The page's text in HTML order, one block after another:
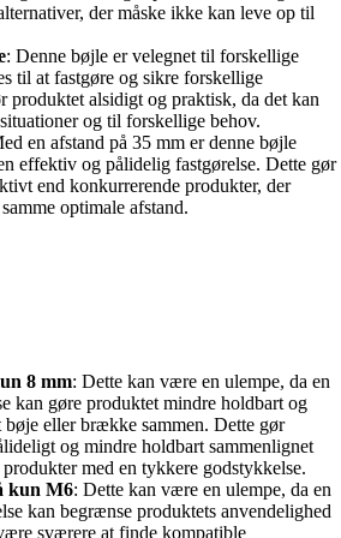
der måske ikke kan leve op til
: Denne bøjle er velegnet til forskellige
til at fastgøre og sikre forskellige
produktet alsidigt og praktisk, da det kan
og til forskellige behov.
en afstand på 35 mm er denne bøjle
effektiv og pålidelig fastgørelse. Dette gør
end konkurrerende produkter, der
optimale afstand.
8 mm: Dette kan være en ulempe, da en
kan gøre produktet mindre holdbart og
eller brække sammen. Dette gør
og mindre holdbart sammenlignet
med en tykkere godstykkelse.
kun M6: Dette kan være en ulempe, da en
kan begrænse produktets anvendelighed
sværere at finde kompatible